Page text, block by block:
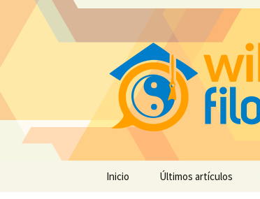
Inicio Últimos artículos